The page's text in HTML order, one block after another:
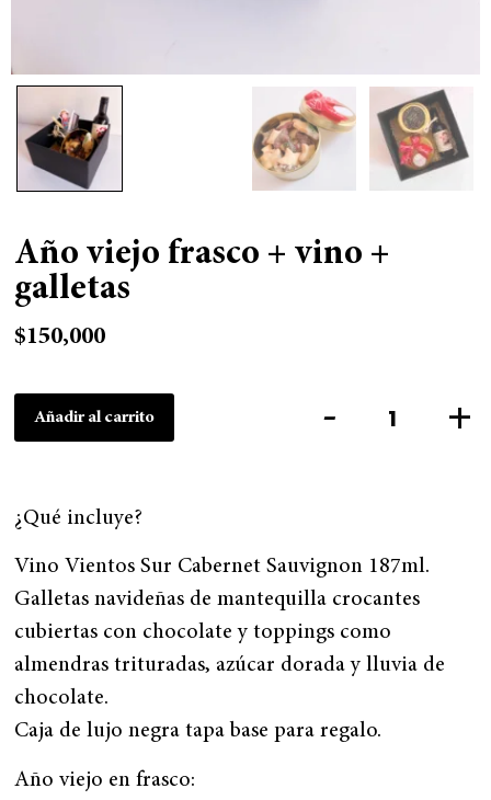
Año viejo frasco + vino +
galletas
$150,000
- +
Añadir al carrito
¿Qué incluye?
Vino Vientos Sur Cabernet Sauvignon 187ml.
Galletas navideñas de mantequilla crocantes
cubiertas con chocolate y toppings como
almendras trituradas, azúcar dorada y lluvia de
chocolate.
Caja de lujo negra tapa base para regalo.
Año viejo en frasco: